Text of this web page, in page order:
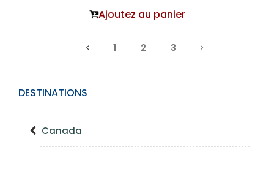
DESTINATIONS
Canada
Ajoutez au panier
1 2 3